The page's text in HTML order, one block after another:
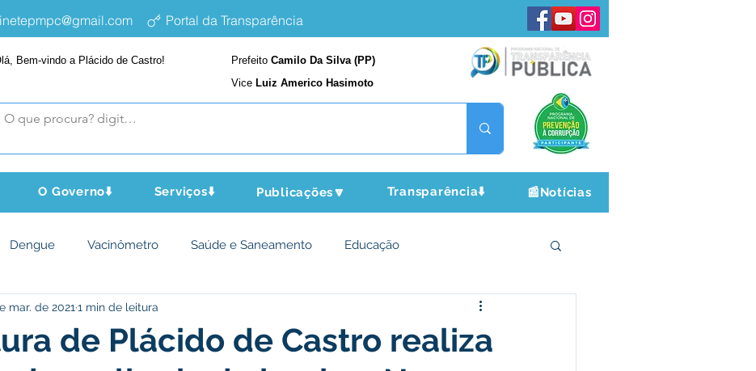
Portal da Transparência
Bem-vindo a Plácido de Castro! Prefeito Camilo Da Silva (PP)
Vice Luiz Americo Hasimoto
O Governo⬇️ Serviços⬇️ Publicações🔽 Transparência⬇️ 📰Notícias
Dengue Vacinômetro Saúde e Saneamento Educação
Agricultura e Meio Ambiente
de Plácido de Castro realiza
mar. de 2021 1 min de leitura